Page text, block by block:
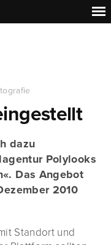
dazu
Polylooks
Das Angebot
2010
Standort und